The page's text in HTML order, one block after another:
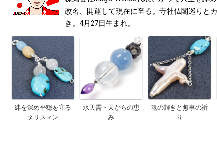
改名、開運して現在に至る。寺社仏閣巡りと
き。4月27日生まれ。
絆を深め平穏を守る
タリスマン
水天需・天からの恵
み
魂の輝きと無事の祈
り